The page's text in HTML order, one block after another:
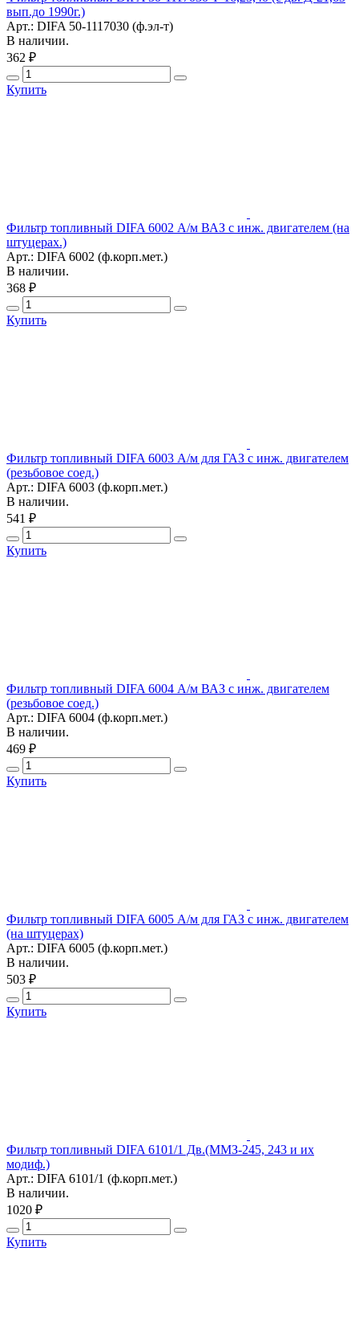
вып.до 1990г.)
Арт.: DIFA 50-1117030 (ф.эл-т)
В наличии.
362 ₽
Купить
Фильтр топливный DIFA 6002 А/м ВАЗ с инж. двигателем (на
штуцерах.)
Арт.: DIFA 6002 (ф.корп.мет.)
В наличии.
368 ₽
Купить
Фильтр топливный DIFA 6003 А/м для ГАЗ с инж. двигателем
(резьбовое соед.)
Арт.: DIFA 6003 (ф.корп.мет.)
В наличии.
541 ₽
Купить
Фильтр топливный DIFA 6004 А/м ВАЗ с инж. двигателем
(резьбовое соед.)
Арт.: DIFA 6004 (ф.корп.мет.)
В наличии.
469 ₽
Купить
Фильтр топливный DIFA 6005 А/м для ГАЗ с инж. двигателем
(на штуцерах)
Арт.: DIFA 6005 (ф.корп.мет.)
В наличии.
503 ₽
Купить
Фильтр топливный DIFA 6101/1 Дв.(ММЗ-245, 243 и их
модиф.)
Арт.: DIFA 6101/1 (ф.корп.мет.)
В наличии.
1020 ₽
Купить